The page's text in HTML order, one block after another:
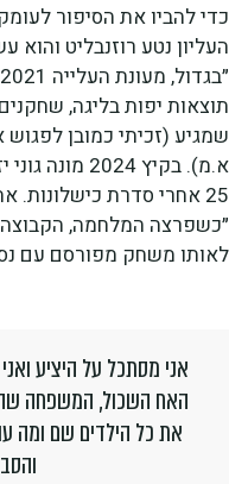
כדי להביו את הסיפור
העליון נטע רוזנבליט והוא
תוצאות יפות בליגה,
שמגיע (זכיתי כמובן
א.מ). בקיץ
25 אחרי סדרת כישלונות. אחריו מונה עידן אבשלום.
״כשפרצה המלחמה,
לאותו משחק מפורסם עם נס
אני מסתכל על היציע
האח השכול, המשפחה
את כל הילדים שם ומה